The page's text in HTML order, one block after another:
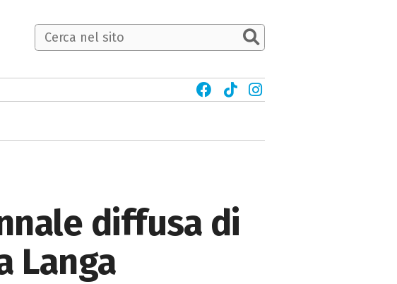
diffusa di
Langa